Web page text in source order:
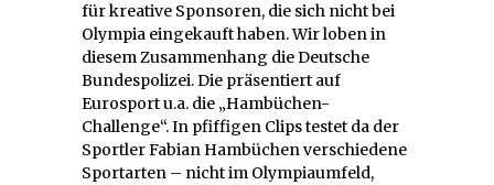
für kreative Sponsoren, die sich nicht bei
Olympia eingekauft haben. Wir loben in
diesem Zusammenhang die Deutsche
Bundespolizei. Die präsentiert auf
Eurosport u.a. die „Hambüchen-
Challenge“. In pfiffigen Clips testet da der
Sportler Fabian Hambüchen verschiedene
Sportarten – nicht im Olympiaumfeld,